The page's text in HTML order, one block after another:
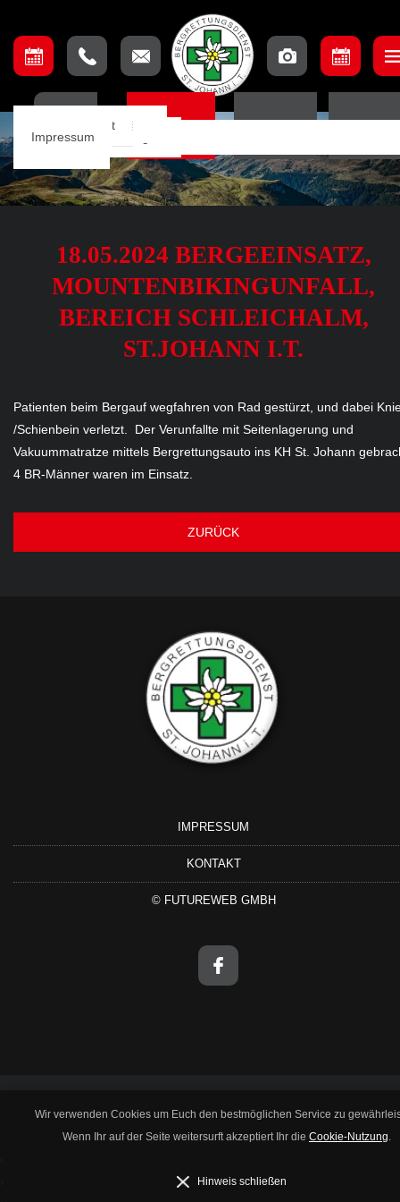
Einsätze
Einsatzbeschreibung
Einsatzkarte
Mannschaft
Ausbildungsteam
Aufnahmebedingungen
Lage & Anfahrt
Impressum
18.05.2024 BERGEEINSATZ,
MOUNTENBIKINGUNFALL,
BEREICH SCHLEICHALM,
ST.JOHANN I.T.
Patienten beim Bergauf wegfahren von Rad gestürzt, und dabei
/Schienbein verletzt. Der Verunfallte mit Seitenlagerung und
Vakuummatratze mittels Bergrettungsauto ins KH St. Johann
4 BR-Männer waren im Einsatz.
ZURÜCK
IMPRESSUM
KONTAKT
© FUTUREWEB GMBH
Wir verwenden Cookies um Euch den bestmöglichen Service zu
Wenn Ihr auf der Seite weitersurft akzeptiert Ihr die Cookie-Nutzung.
Hinweis schließen